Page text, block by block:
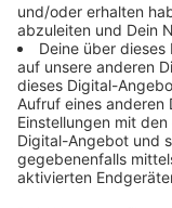
Nachdem alles
losgehen mit den
noch etwas
geworden, ich
Ich hab den
der war vom
abgestellt." Kein
gut gestärkt ging